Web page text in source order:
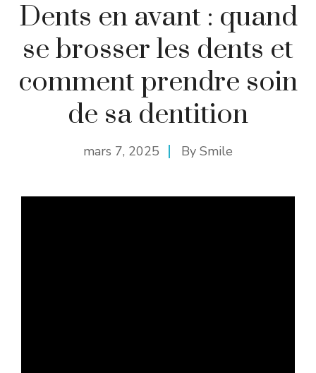
Dents en avant : quand
se brosser les dents et
comment prendre soin
de sa dentition
mars 7, 2025 By Smile